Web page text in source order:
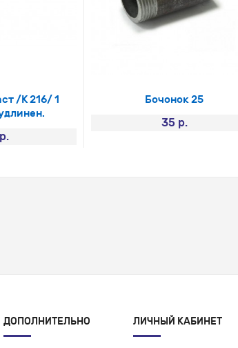
/К 216/ 1
Бочонок 25
35 р.
ДОПОЛНИТЕЛЬНО ЛИЧНЫЙ КАБИНЕТ